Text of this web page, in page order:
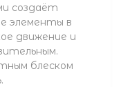
создаёт
элементы в
движение и
блеском